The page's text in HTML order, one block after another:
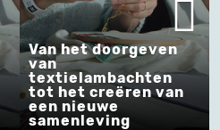
Van het doorgeven
van
textielambachten
tot het creëren van
een nieuwe
samenleving